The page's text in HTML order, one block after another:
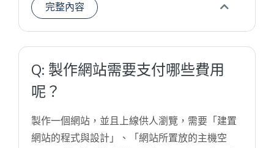
完整內容
Q: 製作網站需要支付哪些費用
呢？
製作一個網站，並且上線供人瀏覽，需要「建置
網站的程式與設計」、「網站所置放的主機空